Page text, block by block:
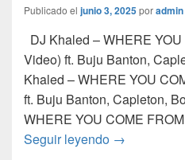
Publicado el junio 3, 2025poradmin
DJ Khaled – WHERE
Video) ft. Buju Banton,
Khaled – WHERE YOU
ft. Buju Banton, Capleton,
WHERE YOU COME
Seguir leyendo DJ Khaled
→